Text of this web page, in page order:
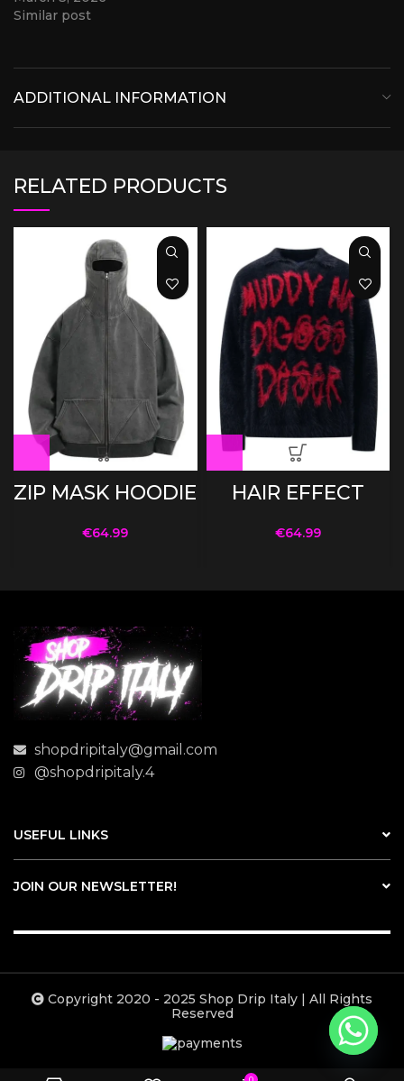
Similar post
ADDITIONAL INFORMATION
RELATED PRODUCTS
ZIP MASK HOODIE
€64.99
HAIR EFFECT
€64.99
shopdripitaly@gmail.com
@shopdripitaly.4
USEFUL LINKS
JOIN OUR NEWSLETTER!
Copyright 2020 - 2025 Shop Drip Italy | All Rights
Reserved